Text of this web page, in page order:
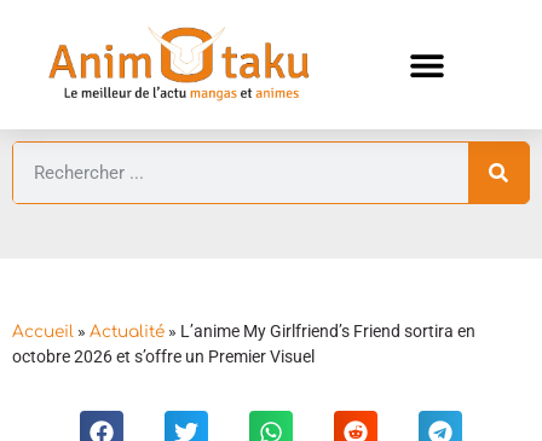
Accueil » Actualité » L’anime My Girlfriend’s Friend sortira en
octobre 2026 et s’offre un Premier Visuel